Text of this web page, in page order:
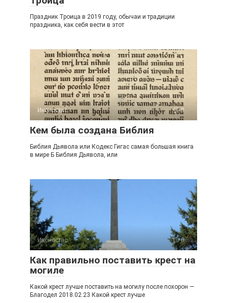
Праздник Троица в 2019 году, обычаи и традиции
праздника, как себя вести в этот
Иконостас 0
Кем была создана Библия
Библия Дьявола или Кодекс Гигас самая большая книга
в мире Б Библия Дьявола, или
Иконостас 0
Как правильно поставить крест на
могиле
Какой крест лучше поставить на могилу после похорон —
Благодел 2018.02.23 Какой крест лучше